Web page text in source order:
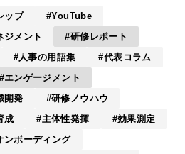
ップ
YouTube
ジメント
研修レポート
人事の用語集
代表コラム
エンゲージメント
開発
研修ノウハウ
成 主体性発揮
効果測定
ンボーディング